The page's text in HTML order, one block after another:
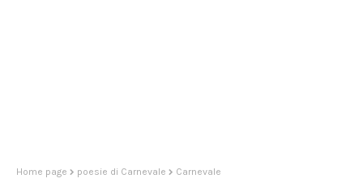
Home page poesie di Carnevale Carnevale